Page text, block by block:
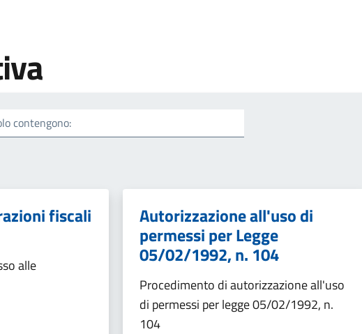
contengono:
fiscali
alle
Autorizzazione all'uso di
permessi per Legge
05/02/1992, n. 104
Procedimento di autorizzazione all'uso
di permessi per legge 05/02/1992, n.
104